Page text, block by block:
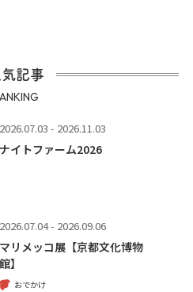
気記事
2026.07.03 - 2026.11.03
ナイトファーム2026
2026.07.04 - 2026.09.06
マリメッコ展【京都文化博物
館】
おでかけ